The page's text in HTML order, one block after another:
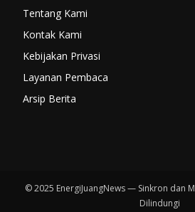
Tentang Kami
Kontak Kami
Kebijakan Privasi
Layanan Pembaca
Arsip Berita
© 2025 EnergiJuangNews — Sinkron dan
Dilindungi